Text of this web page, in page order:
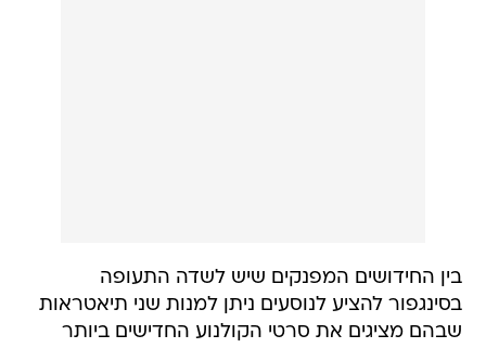
בין החידושים המפנקים שיש לשדה התעופה
בסינגפור להציע לנוסעים ניתן למנות שני תיאטראות
שבהם מציגים את סרטי הקולנוע החדישים ביותר